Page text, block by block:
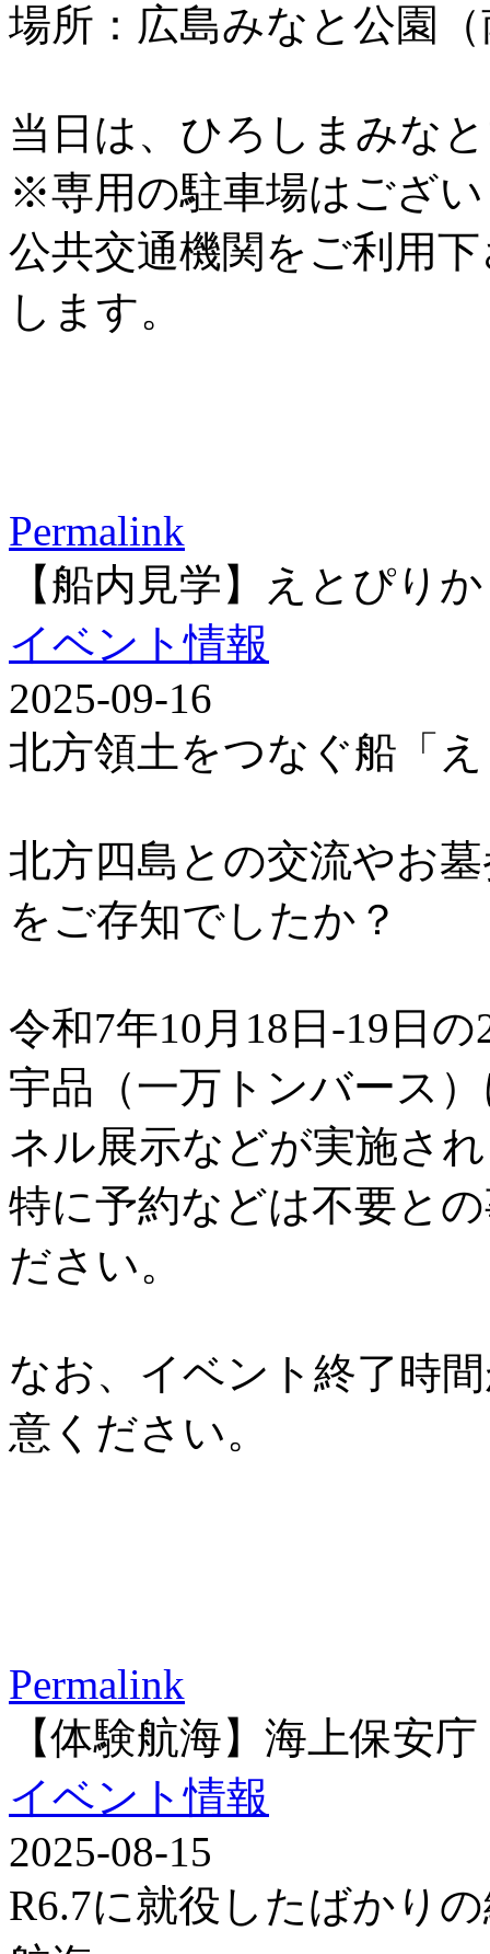
場所：広島みなと公園
当日は、ひろしまみな
※専用の駐車場はござ
公共交通機関をご利用
します。
Permalink
【船内見学】えとぴりか
イベント情報
2025-09-16
北方領土をつなぐ船「
北方四島との交流やお
をご存知でしたか？
令和7年10月18日-19日の
宇品（一万トンバース
ネル展示などが実施さ
特に予約などは不要と
ださい。
なお、イベント終了時
意ください。
Permalink
【体験航海】海上保安
イベント情報
2025-08-15
R6.7に就役したばかり